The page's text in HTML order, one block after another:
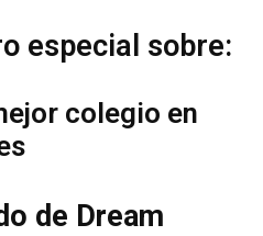
especial sobre:
colegio en
de Dream